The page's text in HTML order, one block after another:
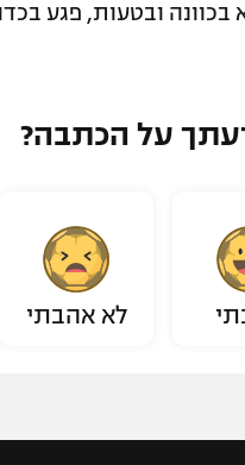
בכוונה ובטעות, פגע
על הכתבה?
לא אהבתי